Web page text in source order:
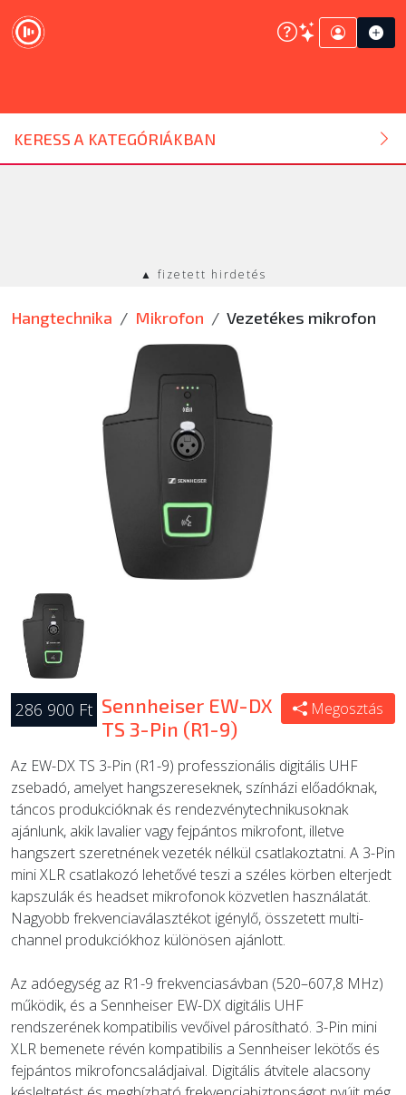
KERESS A KATEGÓRIÁKBAN
DJ ESZKÖZ
HANGTECHNIKA
EGYÉB
SZOLGÁLTATÁSOK
ÚJ TERMÉKEK
▲ fizetett hirdetés
Hangtechnika Mikrofon Vezetékes mikrofon
286 900 Ft Sennheiser EW-DX
TS 3-Pin (R1-9)
Megosztás
Az EW-DX TS 3-Pin (R1-9) professzionális digitális UHF
zsebadó, amelyet hangszereseknek, színházi előadóknak,
táncos produkcióknak és rendezvénytechnikusoknak
ajánlunk, akik lavalier vagy fejpántos mikrofont, illetve
hangszert szeretnének vezeték nélkül csatlakoztatni. A 3-Pin
mini XLR csatlakozó lehetővé teszi a széles körben elterjedt
kapszulák és headset mikrofonok közvetlen használatát.
Nagyobb frekvenciaválasztékot igénylő, összetett multi-
channel produkciókhoz különösen ajánlott.
Az adóegység az R1-9 frekvenciasávban (520–607,8 MHz)
működik, és a Sennheiser EW-DX digitális UHF
rendszerének kompatibilis vevőivel párosítható. 3-Pin mini
XLR bemenete révén kompatibilis a Sennheiser lekötős és
fejpántos mikrofoncsaládjaival. Digitális átvitele alacsony